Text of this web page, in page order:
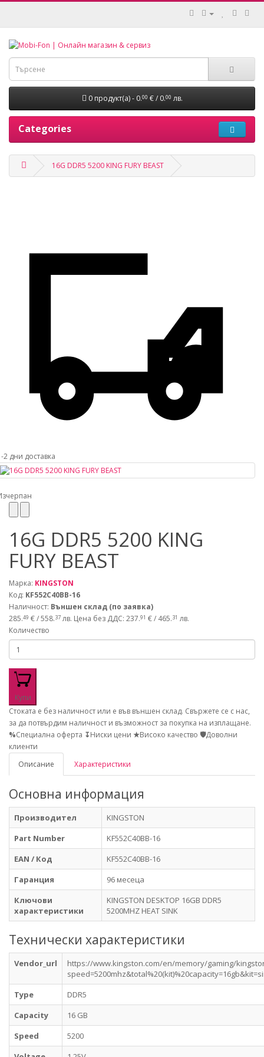
0 продукт(а) - 0.00 € / 0.00 лв.
Categories
16G DDR5 5200 KING FURY BEAST
2 дни доставка
16G DDR5 5200 KING
FURY BEAST
Марка: KINGSTON
Код: KF552C40BB-16
Наличност: Външен склад (по заявка)
285.49 € / 558.37 лв. Цена без ДДС: 237.91 € / 465.31 лв.
Количество
Купи
Стоката е без наличност или е във външен склад. Свържете се с нас,
за да потвърдим наличност и възможност за покупка на изплащане.
%Специална оферта ↧Ниски цени ★Високо качество 🛡Доволни
клиенти
Описание
Характеристики
Основна информация
Производител
KINGSTON
Part Number
KF552C40BB-16
EAN / Код
KF552C40BB-16
Гаранция
96 месеца
Ключови
характеристики
KINGSTON DESKTOP 16GB DDR5
5200MHZ HEAT SINK
Технически характеристики
Vendor_url
https://www.kingston.com/en/memory/gaming/
Type
DDR5
Capacity
16 GB
Speed
5200